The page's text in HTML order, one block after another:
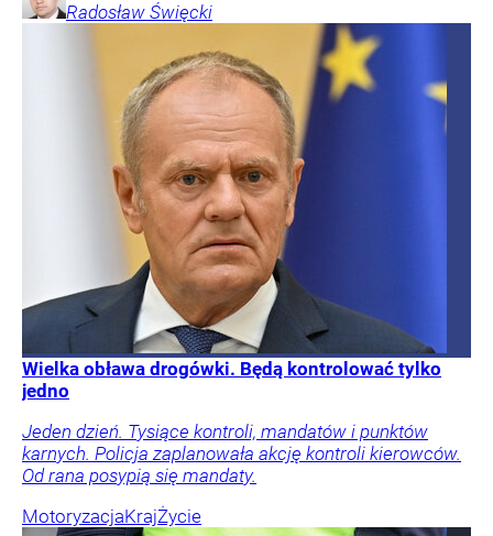
Radosław Święcki
Wielka obława drogówki. Będą kontrolować tylko
jedno
Jeden dzień. Tysiące kontroli, mandatów i punktów
karnych. Policja zaplanowała akcję kontroli kierowców.
Od rana posypią się mandaty.
MotoryzacjaKrajŻycie